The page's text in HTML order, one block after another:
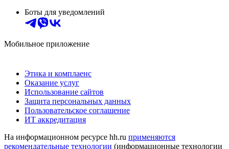
Боты для уведомлений
Мобильное приложение
Этика и комплаенс
Оказание услуг
Использование сайтов
Защита персональных данных
Пользовательское соглашение
ИТ аккредитация
На информационном ресурсе hh.ru применяются
рекомендательные технологии (информационные технологии